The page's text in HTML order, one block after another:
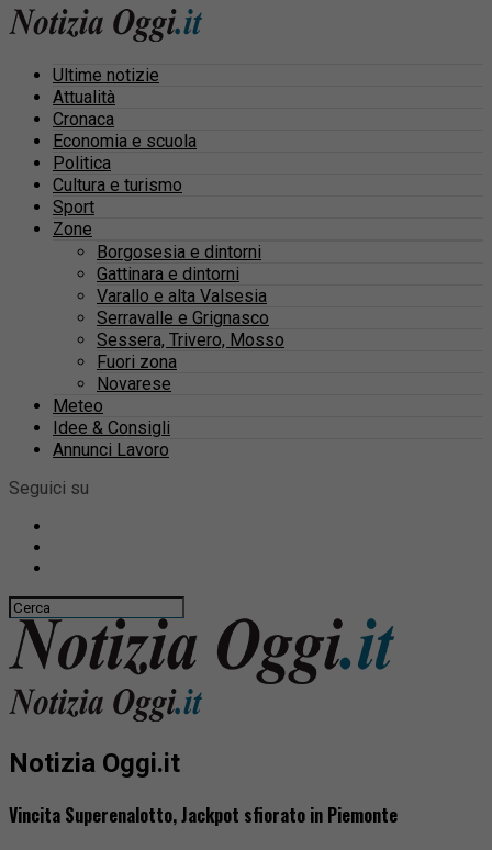
Ultime notizie
Attualità
Cronaca
Economia e scuola
Politica
Cultura e turismo
Sport
Zone
Borgosesia e dintorni
Gattinara e dintorni
Varallo e alta Valsesia
Serravalle e Grignasco
Sessera, Trivero, Mosso
Fuori zona
Novarese
Meteo
Idee & Consigli
Annunci Lavoro
Seguici su
Notizia Oggi.it
Vincita Superenalotto, Jackpot sfiorato in Piemonte